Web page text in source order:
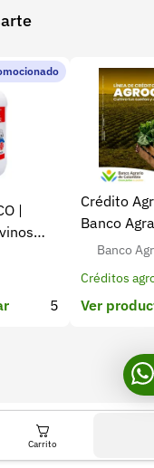
|
5
Crédito
Banco
Colombia
Banco
Créditos
Ver
Todos los derechos
Carrito